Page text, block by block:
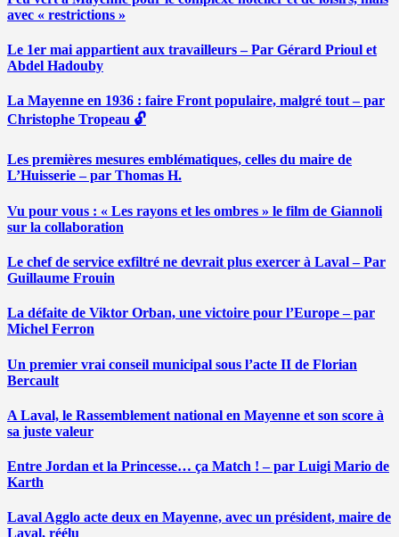
avec « restrictions »
Le 1er mai appartient aux travailleurs – Par Gérard Prioul et
Abdel Hadouby
La Mayenne en 1936 : faire Front populaire, malgré tout – par
Christophe Tropeau 🔓
Les premières mesures emblématiques, celles du maire de
L’Huisserie – par Thomas H.
Vu pour vous : « Les rayons et les ombres » le film de Giannoli
sur la collaboration
Le chef de service exfiltré ne devrait plus exercer à Laval – Par
Guillaume Frouin
La défaite de Viktor Orban, une victoire pour l’Europe – par
Michel Ferron
Un premier vrai conseil municipal sous l’acte II de Florian
Bercault
A Laval, le Rassemblement national en Mayenne et son score à
sa juste valeur
Entre Jordan et la Princesse… ça Match ! – par Luigi Mario de
Karth
Laval Agglo acte deux en Mayenne, avec un président, maire de
Laval, réélu